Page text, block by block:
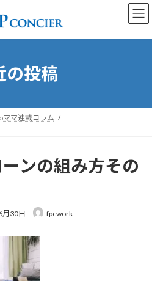
の投稿
ママ連載コラム
ンの組み方その
月30日 fpcwork